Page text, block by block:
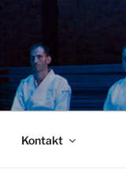
Kontakt